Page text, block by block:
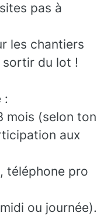
pas à
les chantiers
sortir du lot !
:
mois (selon ton
aux
téléphone pro
ou journée).